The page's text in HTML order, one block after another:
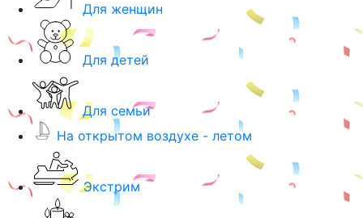
Для женщин
Для детей
Для семьи
На открытом воздухе - летом
Экстрим